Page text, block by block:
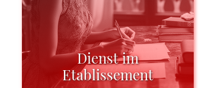
Dienst im
Etablissement